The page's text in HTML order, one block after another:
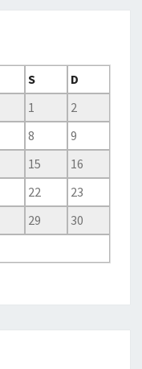
S
D
1
2
8
9
15
16
22
23
29
30